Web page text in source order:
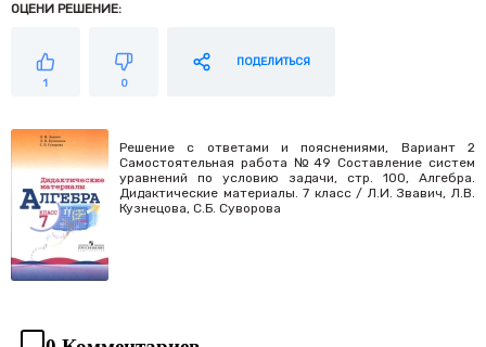
ОЦЕНИ РЕШЕНИЕ:
1 0
ПОДЕЛИТЬСЯ
Решение с ответами и пояснениями, Вариант 2
Самостоятельная работа №49 Составление систем
уравнений по условию задачи, стр. 100, Алгебра.
Дидактические материалы. 7 класс / Л.И. Звавич, Л.В.
Кузнецова, С.Б. Суворова